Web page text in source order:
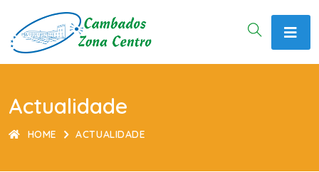
Actualidade
HOME ACTUALIDADE